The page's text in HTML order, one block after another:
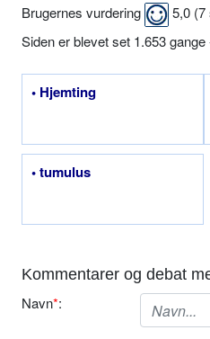
Brugernes vurdering
5,0 (7
Siden er blevet set 1.653 gange
• Hjemting
• tumulus
Kommentarer og debat
Navn*: